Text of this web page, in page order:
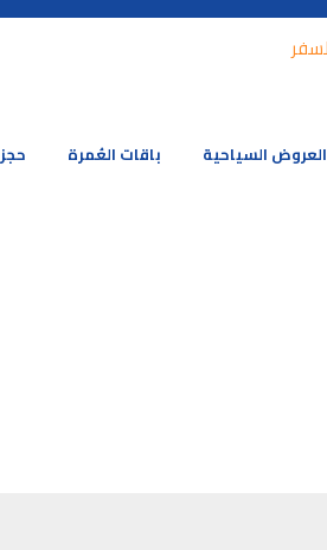
العروض السياحية باقات العُمرة